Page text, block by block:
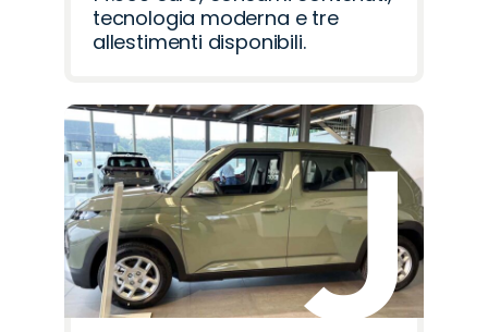
tecnologia moderna e tre
allestimenti disponibili.